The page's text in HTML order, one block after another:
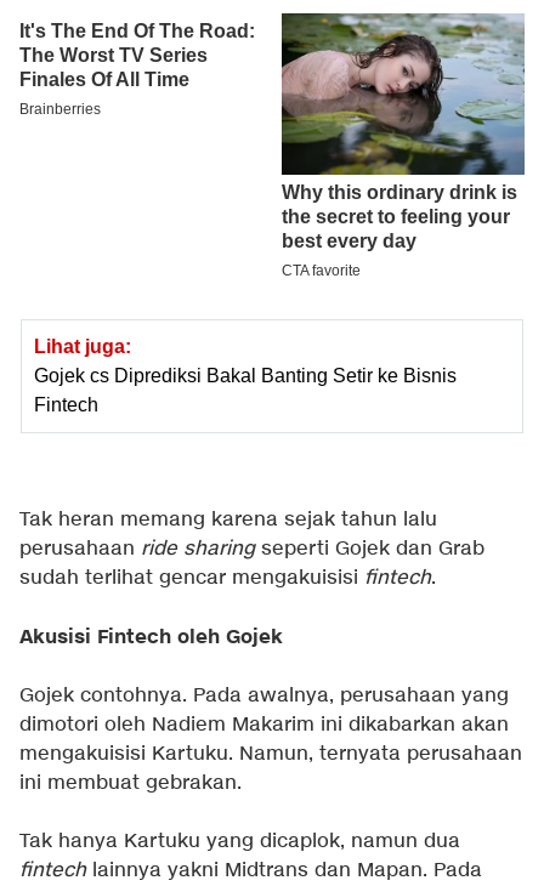
Lihat juga:
Gojek cs Diprediksi Bakal Banting Setir ke Bisnis
Fintech
Tak heran memang karena sejak tahun lalu
perusahaan ride sharingseperti Gojek dan Grab
sudah terlihat gencar mengakuisisi fintech.
Akusisi Fintech oleh Gojek
Gojek contohnya. Pada awalnya, perusahaan yang
dimotori oleh Nadiem Makarim ini dikabarkan akan
mengakuisisi Kartuku. Namun, ternyata perusahaan
ini membuat gebrakan.
Tak hanya Kartuku yang dicaplok, namun dua
fintechlainnya yakni Midtrans dan Mapan. Pada